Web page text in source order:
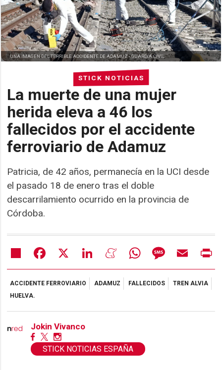
STICK NOTICIAS
La muerte de una mujer
herida eleva a 46 los
fallecidos por el accidente
ferroviario de Adamuz
Patricia, de 42 años, permanecía en la UCI desde
el pasado 18 de enero tras el doble
descarrilamiento ocurrido en la provincia de
Córdoba.
UNA IMAGEN DEL TERRIBLE ACCIDENTE DE ADAMUZ -GUARDIA CIVIL
Share Facebook LinkedIn MeneameWhatsAppMessageEmail
ACCIDENTE FERROVIARIO ADAMUZ FALLECIDOS
TREN ALVIA
HUELVA.
Jokin Vivanco
STICK NOTICIAS ESPAÑA